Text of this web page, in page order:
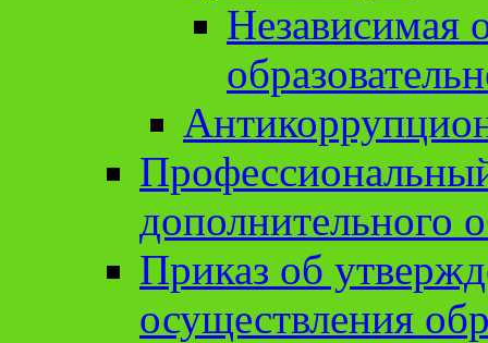
Независимая
дополнительного
Приказ об
осуществления